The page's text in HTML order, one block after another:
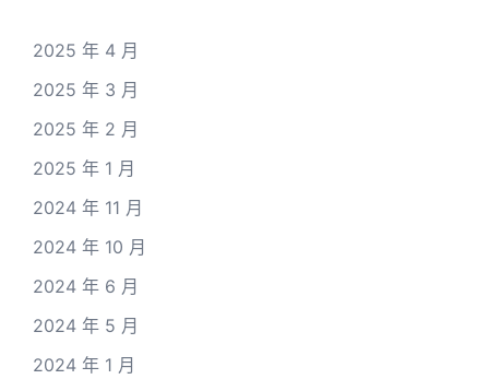
2025 年 4 月
2025 年 3 月
2025 年 2 月
2025 年 1 月
2024 年 11 月
2024 年 10 月
2024 年 6 月
2024 年 5 月
2024 年 1 月